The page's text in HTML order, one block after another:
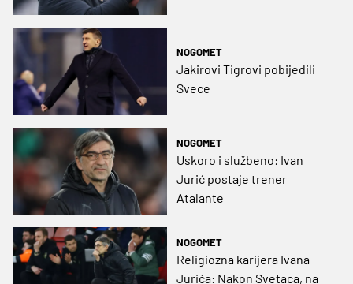
NOGOMET
Jakirovi Tigrovi pobijedili
Svece
NOGOMET
Uskoro i službeno: Ivan
Jurić postaje trener
Atalante
NOGOMET
Religiozna karijera Ivana
Jurića: Nakon Svetaca, na